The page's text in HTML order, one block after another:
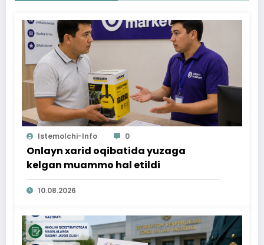
Istemolchi-Info 0
Onlayn xarid oqibatida yuzaga
kelgan muammo hal etildi
10.08.2026